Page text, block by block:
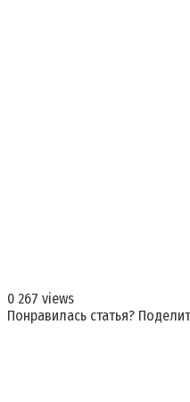
0 267 views
Понравилась статья?